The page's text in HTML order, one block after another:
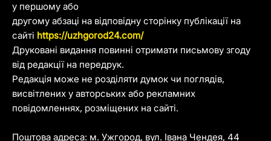
у першому або
другому абзаці на відповідну сторінку публікації на
сайті https://uzhgorod24.com/
Друковані видання повинні отримати письмову згоду
від редакції на передрук.
Редакція може не розділяти думок чи поглядів,
висвітлених у авторських або рекламних
повідомленнях, розміщених на сайті.
Поштова адреса: м. Ужгород, вул. Івана Чендея, 44